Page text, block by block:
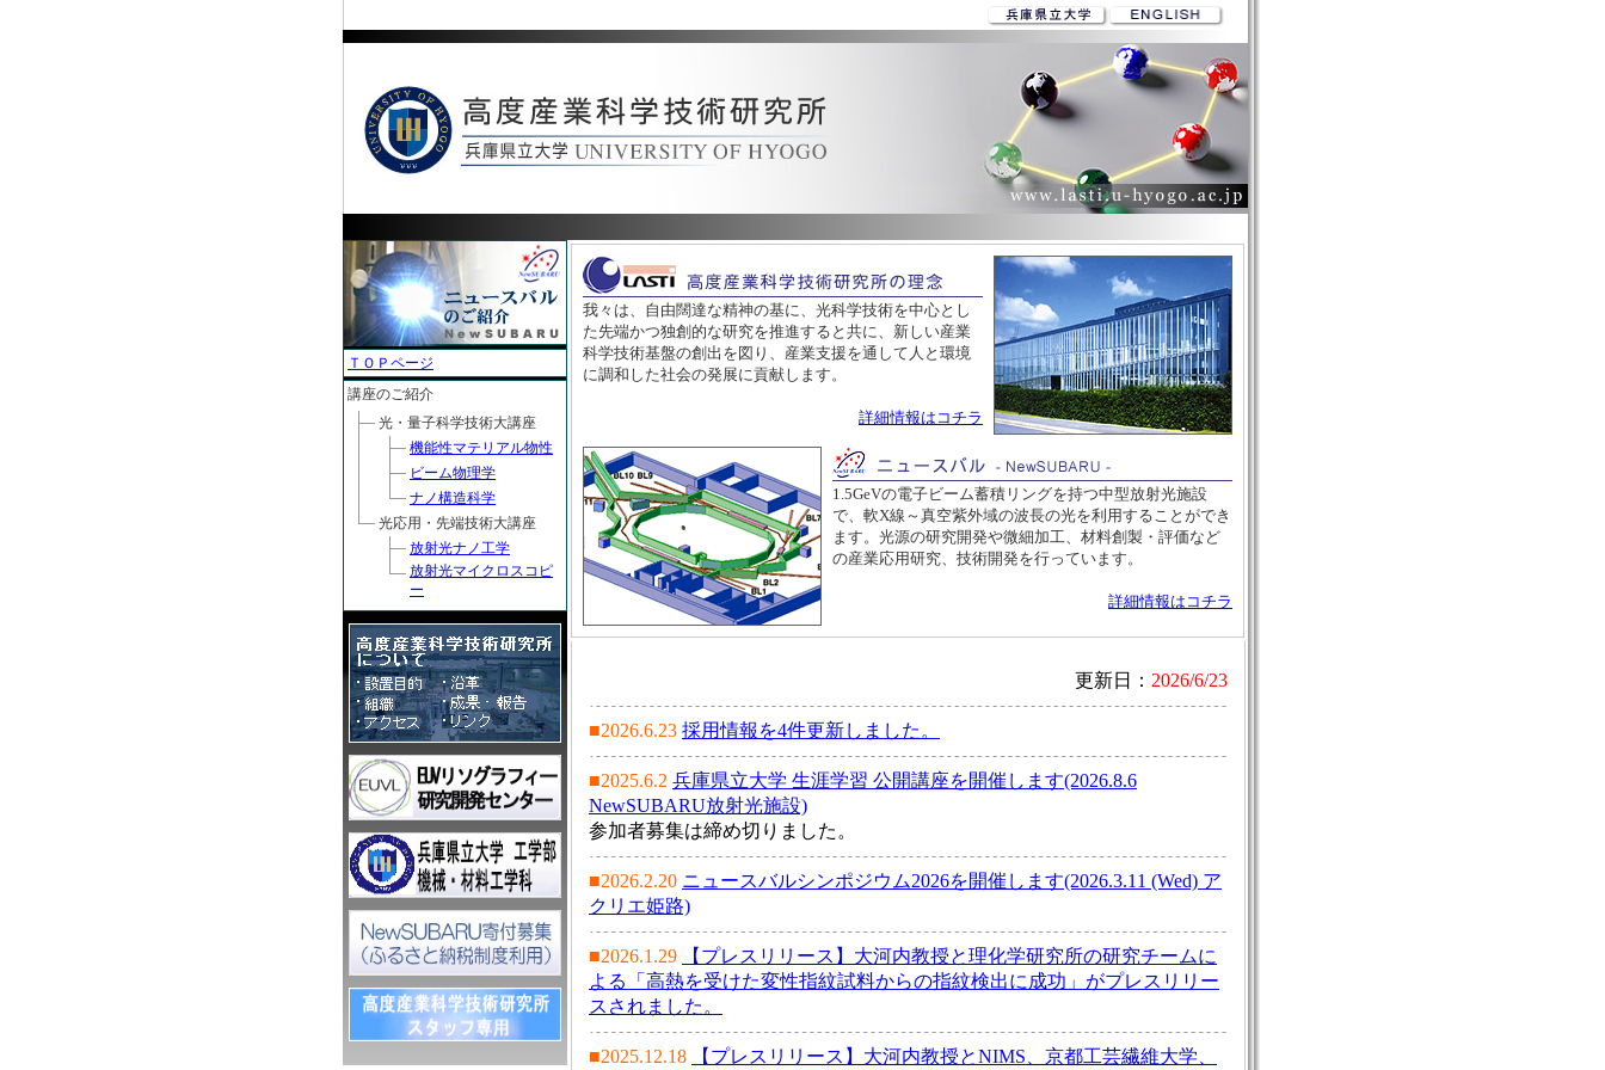
ＴＯＰページ
講座のご紹介
光・量子科学技術大講座
機能性マテリアル物性
ビーム物理学
ナノ構造科学
光応用・先端技術大講座
放射光ナノ工学
放射光マイクロスコピ
ー
我々は、自由闊達な精神の基に、光科学技術を中心とし
た先端かつ独創的な研究を推進すると共に、新しい産業
科学技術基盤の創出を図り、産業支援を通して人と環境
に調和した社会の発展に貢献します。
詳細情報はコチラ
1.5GeVの電子ビーム蓄積リングを持つ中型放射光施設
で、軟X線～真空紫外域の波長の光を利用することができ
ます。光源の研究開発や微細加工、材料創製・評価など
の産業応用研究、技術開発を行っています。
詳細情報はコチラ